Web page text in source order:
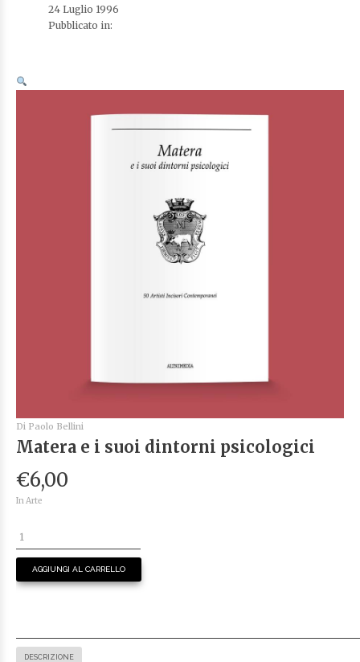
24 Luglio 1996
Pubblicato in:
Di Paolo Bellini
Matera e i suoi dintorni psicologici
€6,00
In Arte
AGGIUNGI AL CARRELLO
DESCRIZIONE